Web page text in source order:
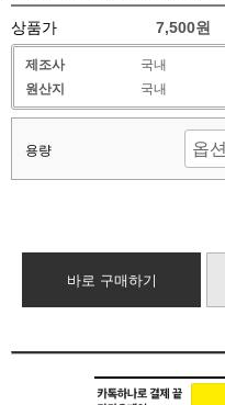
상품가 7,500원
제조사
국내
원산지
국내
용량
바로 구매하기